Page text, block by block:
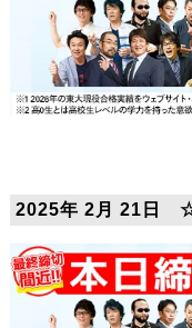
2025年 2月 21日